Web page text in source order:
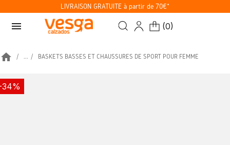
LIVRAISON GRATUITE à partir de 70€*
menu (0)
home ... BASKETS BASSES ET CHAUSSURES DE SPORT POUR FEMME